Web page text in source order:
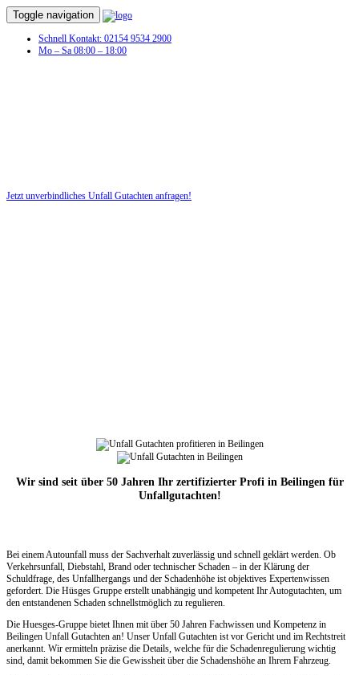
Toggle navigation
Schnell Kontakt: 02154 9534 2900
Mo – Sa 08:00 – 18:00
Jetzt unverbindliches Unfall Gutachten anfragen!
Wir sind seit über 50 Jahren Ihr zertifizierter Profi in Beilingen für
Unfallgutachten!
Bei einem Autounfall muss der Sachverhalt zuverlässig und schnell geklärt werden. Ob
Verkehrsunfall, Diebstahl, Brand oder technischer Schaden – in der Klärung der
Schuldfrage, des Unfallhergangs und der Schadenhöhe ist objektives Expertenwissen
gefordert. Die Hüsges Gruppe erstellt unabhängig und kompetent Ihr Autogutachten, um
den entstandenen Schaden schnellstmöglich zu regulieren.
Die Huesges-Gruppe bietet Ihnen mit über 50 Jahren Fachwissen und Kompetenz in
Beilingen Unfall Gutachten an! Unser Unfall Gutachten ist vor Gericht und im Rechtstreit
anerkannt. Wir ermitteln präzise die Details, welche für die Schadenregulierung wichtig
sind, damit bekommen Sie die Gewissheit über die Schadenshöhe an Ihrem Fahrzeug.